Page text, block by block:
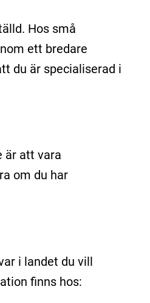
Hos små
ett bredare
du är specialiserad i
är att vara
om du har
i landet du vill
finns hos: